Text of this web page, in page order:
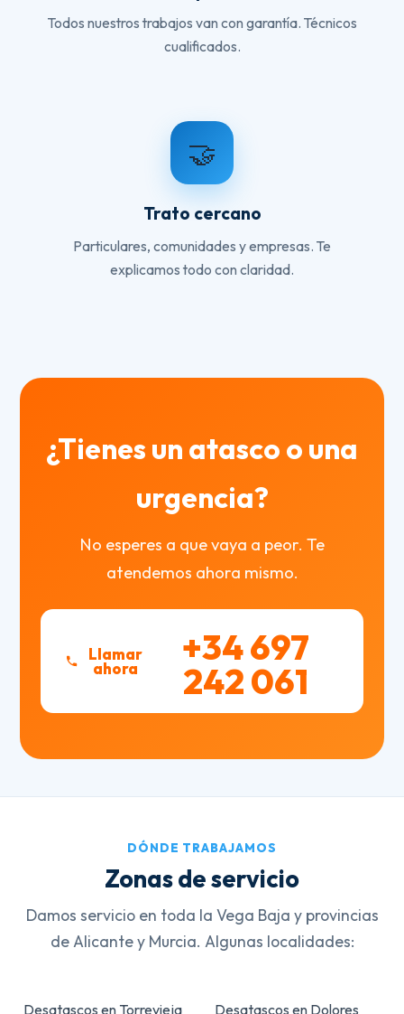
Todos nuestros trabajos van con garantía. Técnicos
cualificados.
🤝
Trato cercano
Particulares, comunidades y empresas. Te
explicamos todo con claridad.
¿Tienes un atasco o una
urgencia?
No esperes a que vaya a peor. Te
atendemos ahora mismo.
Llamar
ahora +34 697
242 061
DÓNDE TRABAJAMOS
Zonas de servicio
Damos servicio en toda la Vega Baja y provincias
de Alicante y Murcia. Algunas localidades:
Desatascos en Torrevieja Desatascos en Dolores